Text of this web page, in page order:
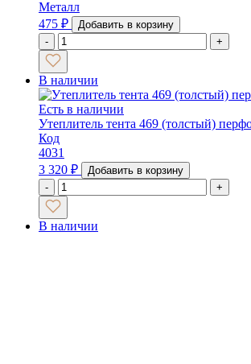
Металл
475 ₽
Добавить в корзину
-
+
В наличии
Есть в наличии
Утеплитель тента 469 (толстый)
Код
4031
3 320 ₽
Добавить в корзину
-
+
В наличии